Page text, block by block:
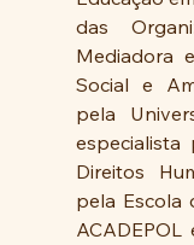
das
Mediadora
Social e
pela
especialista
Direitos
pela Escola